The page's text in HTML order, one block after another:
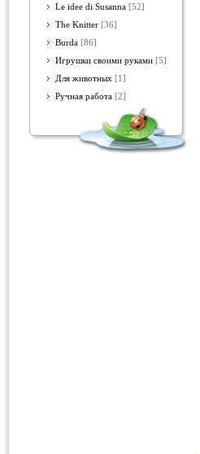
Le idee di Susanna [52]
The Knitter [36]
Burda [86]
Игрушки своими руками [5]
Для животных [1]
Ручная работа [2]